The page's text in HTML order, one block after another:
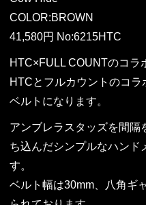
COLOR:BROWN
41,580円 No:6215HTC
HTC×FULL COUNTのコラ
HTCとフルカウントのコ
ベルトになります。
アンブレラスタッズを間隔
ち込んだシンプルなハンド
す。
ベルト幅は30mm、八角ギ